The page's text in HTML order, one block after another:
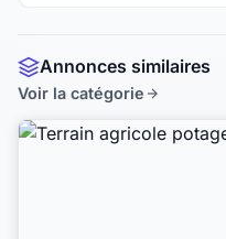
Annonces similaires
Voir la catégorie